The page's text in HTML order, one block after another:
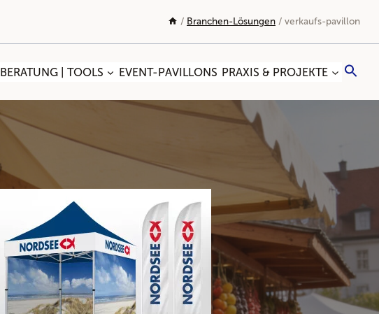
/ Branchen-Lösungen / verkaufs-pavillon
BERATUNG | TOOLS EVENT-PAVILLONS PRAXIS & PROJEKTE